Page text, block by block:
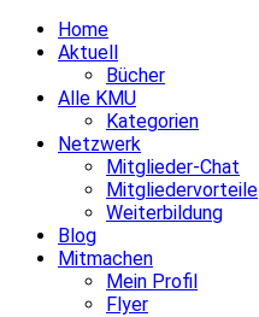
Home
Aktuell
Bücher
Alle KMU
Kategorien
Netzwerk
Mitglieder-Chat
Mitgliedervorteile
Weiterbildung
Blog
Mitmachen
Mein Profil
Flyer